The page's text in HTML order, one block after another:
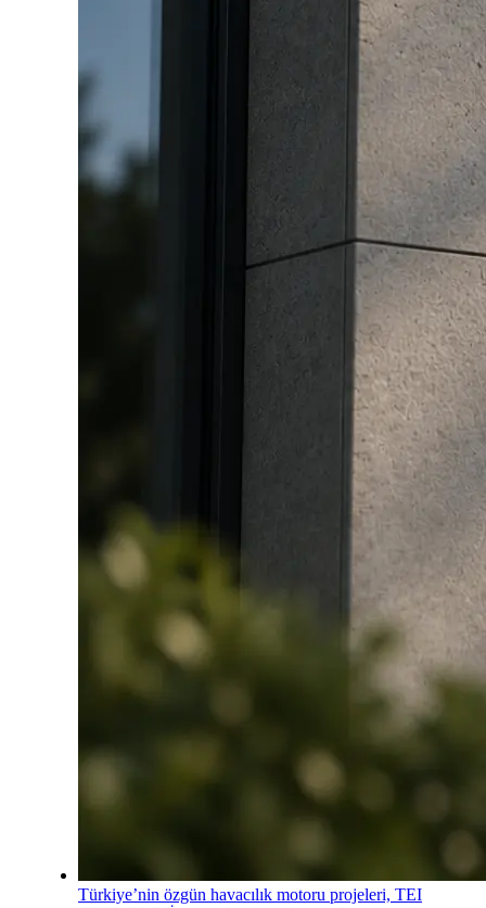
Türkiye’nin özgün havacılık motoru projeleri, TEI